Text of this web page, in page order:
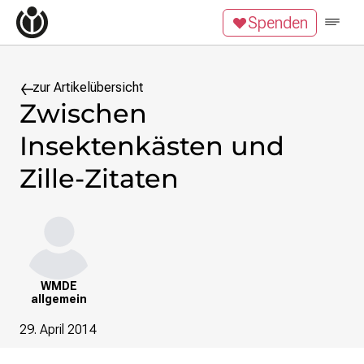
Zum Inhalt überspringen
Wikipedia unterstützen
Spenden
Mitmachen
News
Veranstaltungen
Publikationen
Digitales Ehrenamt
Freie Bildung
Freie Inhalte
Wissensgerechtigkeit
Spenden
zur Artikelübersicht
Zwischen
Insektenkästen und
Zille-Zitaten
WMDE
allgemein
29. April 2014